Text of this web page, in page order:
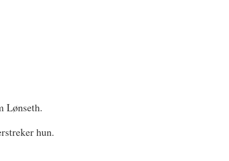
Lønseth.
hun.